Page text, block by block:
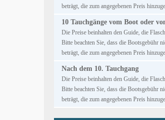
beträgt, die zum angegebenen Preis
10 Tauchgänge vom Boot oder
Die Preise beinhalten den Guide, die
Bitte beachten Sie, dass die Bootsgebühr
beträgt, die zum angegebenen Preis
Nach dem 10. Tauchgang
Die Preise beinhalten den Guide, die
Bitte beachten Sie, dass die Bootsgebühr
beträgt, die zum angegebenen Preis